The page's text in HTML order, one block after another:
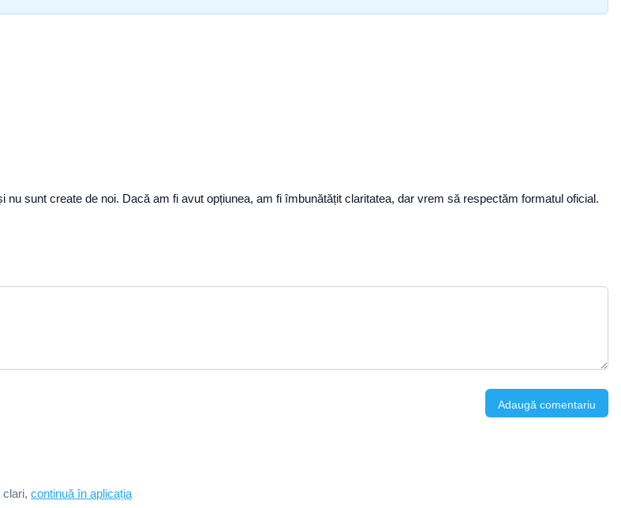
sunt create de noi. Dacă am fi avut opțiunea, am fi îmbunătățit claritatea, dar vrem să respectăm formatul oficial.
Adaugă comentariu
clari, continuă în aplicația